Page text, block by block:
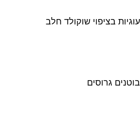
עוגיות בציפוי שוקולד חלב
בוטנים גרוסים